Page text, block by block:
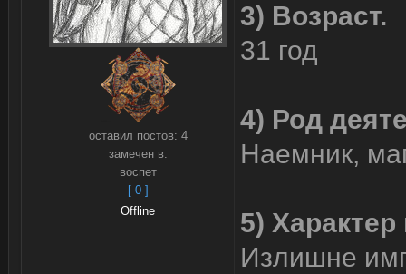
оставил постов: 4
замечен в:
воспет
[ 0 ]
Offline
3) Возраст.
31 год
4) Род
Наемник,
5)
Излишне